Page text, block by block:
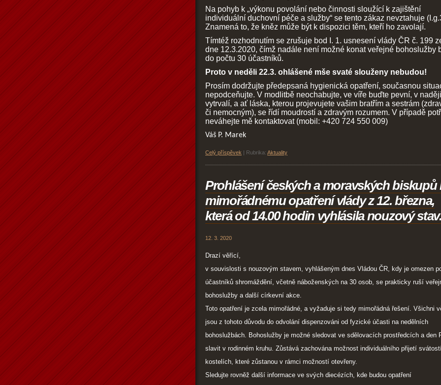
Na pohyb k „výkonu povolání nebo činnosti sloužící k zajištění
individuální duchovní péče a služby“ se tento zákaz nevztahuje
Znamená to, že kněz může být k dispozici těm, kteří ho zavolají.
Tímtéž rozhodnutím se zrušuje bod I. 1. usnesení vlády ČR č. 199
dne 12.3.2020, čímž nadále není možné konat veřejné bohoslužby
do počtu 30 účastníků.
Proto v neděli 22.3. ohlášené mše svaté slouženy nebudou!
Prosím dodržujte předepsaná hygienická opatření, současnou
nepodceňujte. V modlitbě neochabujte, ve víře buďte pevní, v naději
vytrvalí, a ať láska, kterou projevujete vašim bratřím a sestrám
či nemocným), se řídí moudrostí a zdravým rozumem. V případě
neváhejte mě kontaktovat (mobil: +420 724 550 009)
Váš P. Marek
Celý příspěvek | Rubrika: Aktuality
Prohlášení českých a moravských biskupů
mimořádnému opatření vlády z 12. března,
která od 14.00 hodin vyhlásila nouzový stav.
12. 3. 2020
Drazí věřící,
v souvislosti s nouzovým stavem, vyhlášeným dnes Vládou ČR, kdy je omezen
účastníků shromáždění, včetně náboženských na 30 osob, se prakticky ruší
bohoslužby a další církevní akce.
Toto opatření je zcela mimořádné, a vyžaduje si tedy mimořádná řešení. Všichni
jsou z tohoto důvodu do odvolání dispenzováni od fyzické účasti na nedělních
bohoslužbách. Bohoslužby je možné sledovat ve sdělovacích prostředcích a den
slavit v rodinném kruhu. Zůstává zachována možnost individuálního přijetí
kostelích, které zůstanou v rámci možností otevřeny.
Sledujte rovněž další informace ve svých diecézích, kde budou opatření